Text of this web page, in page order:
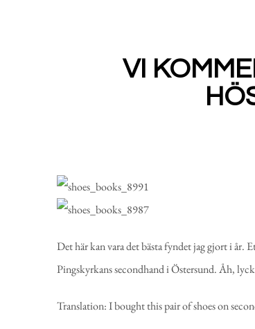
VI
Det här kan vara det bästa fyndet jag gjort i
Pingskyrkans secondhand i Östersund. Åh,
Translation: I bought this pair of shoes on